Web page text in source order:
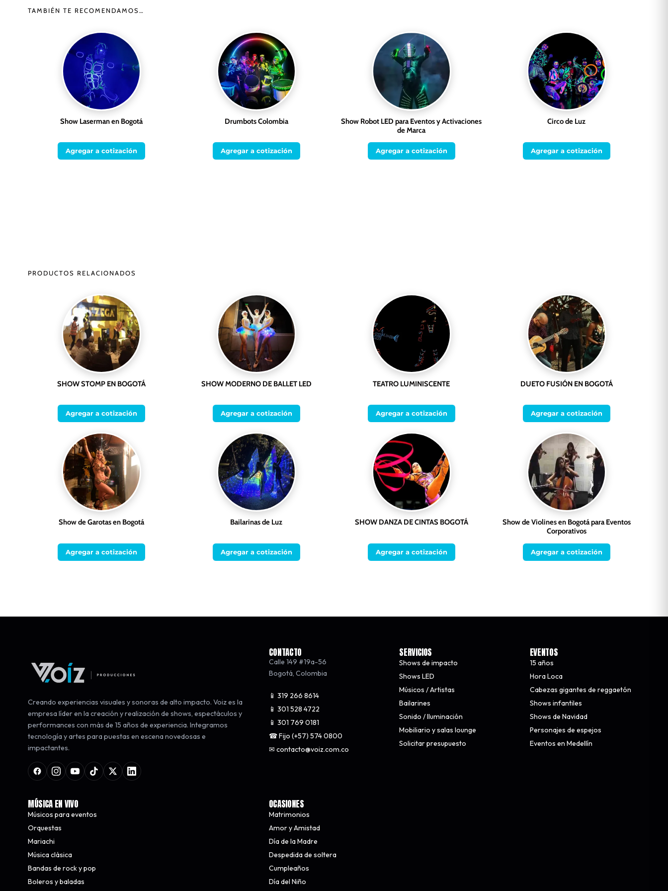
TAMBIÉN TE RECOMENDAMOS…
Show Laserman en Bogotá
Agregar a cotización
Drumbots Colombia
Agregar a cotización
Show Robot LED para Eventos y Activaciones
de Marca
Agregar a cotización
Circo de Luz
Agregar a cotización
PRODUCTOS RELACIONADOS
SHOW STOMP EN BOGOTÁ
Agregar a cotización
SHOW MODERNO DE BALLET LED
Agregar a cotización
TEATRO LUMINISCENTE
Agregar a cotización
DUETO FUSIÓN EN BOGOTÁ
Agregar a cotización
Show de Garotas en Bogotá
Agregar a cotización
Bailarinas de Luz
Agregar a cotización
SHOW DANZA DE CINTAS BOGOTÁ
Agregar a cotización
Show de Violines en Bogotá para Eventos
Corporativos
Agregar a cotización
Creando experiencias visuales y sonoras de alto impacto. Voiz es la
empresa líder en la creación y realización de shows, espectáculos y
performances con más de 15 años de experiencia. Integramos
tecnología y artes para puestas en escena novedosas e
impactantes.
CONTACTO
Calle 149 #19a-56
Bogotá Colombia
📱 319 266 8614
📱 301 528 4722
📱 301 769 0181
☎ Fijo (+57) 574 0800
✉ contacto@voiz.com.co
SERVICIOS
Shows de impacto
Shows LED
Músicos / Artistas
Bailarines
Sonido / Iluminación
Mobiliario y salas lounge
Solicitar presupuesto
EVENTOS
15 años
Hora Loca
Cabezas gigantes de reggaetón
Shows infantiles
Shows de Navidad
Personajes de espejos
Eventos en Medellín
MÚSICA EN VIVO
Músicos para eventos
Orquestas
Mariachi
Música clásica
Bandas de rock y pop
Boleros y baladas
OCASIONES
Matrimonios
Amor y Amistad
Día de la Madre
Despedida de soltera
Cumpleaños
Día del Niño